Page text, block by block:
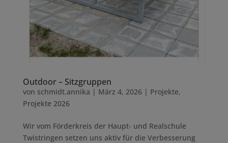
Outdoor – Sitzgruppen
von schmidt.annika | März 4, 2026| Projekte,
Projekte 2026
Wir vom Förderkreis der Haupt- und Realschule
Twistringen setzen uns aktiv für die Verbesserung